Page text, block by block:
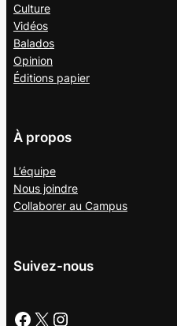
Culture
Vidéos
Balados
Opinion
Éditions papier
À propos
L’équipe
Nous joindre
Collaborer au Campus
Suivez-nous
Facebook X Instagram